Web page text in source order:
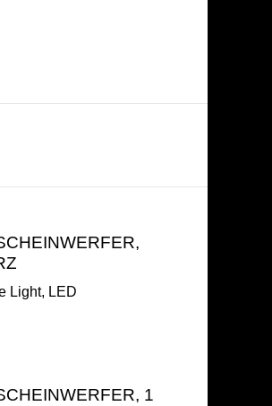
Light, LED
1